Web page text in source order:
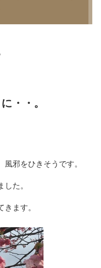
・・。
邪をひきそうです。
た。
ます。